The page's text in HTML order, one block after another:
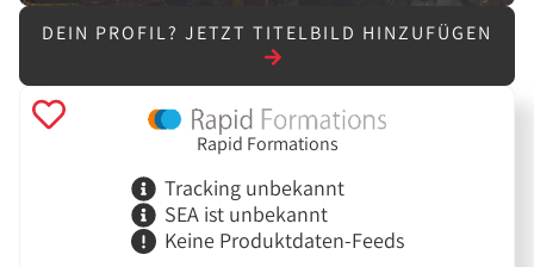
DEIN PROFIL? JETZT TITELBILD HINZUFÜGEN
Rapid Formations
Tracking unbekannt
SEA ist unbekannt
Keine Produktdaten-Feeds